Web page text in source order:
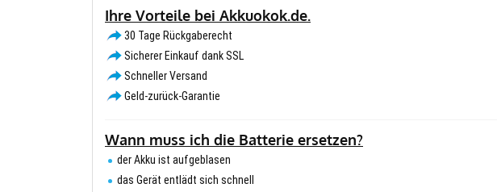
Ihre Vorteile bei Akkuokok.de.
30 Tage Rückgaberecht
Sicherer Einkauf dank SSL
Schneller Versand
Geld-zurück-Garantie
Wann muss ich die Batterie ersetzen?
der Akku ist aufgeblasen
das Gerät entlädt sich schnell